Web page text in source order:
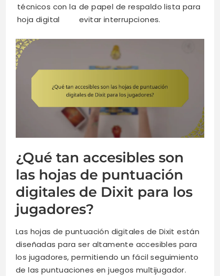
técnicos con la
hoja digital
de papel de respaldo lista para
evitar interrupciones.
¿Qué tan accesibles son
las hojas de puntuación
digitales de Dixit para los
jugadores?
Las hojas de puntuación digitales de Dixit están
diseñadas para ser altamente accesibles para
los jugadores, permitiendo un fácil seguimiento
de las puntuaciones en juegos multijugador.